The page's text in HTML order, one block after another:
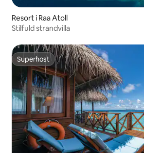
Resort i Raa Atoll
Stilfuld strandvilla
Superhost
Superhost